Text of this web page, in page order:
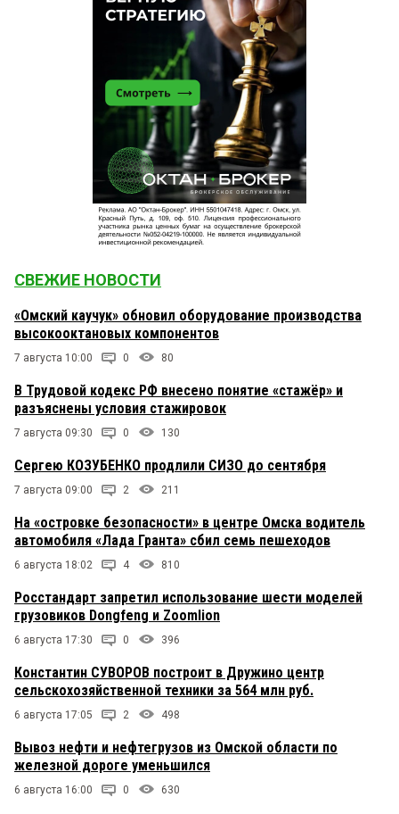
СВЕЖИЕ НОВОСТИ
«Омский каучук» обновил оборудование производства
высокооктановых компонентов
7 августа 10:00 0 80
В Трудовой кодекс РФ внесено понятие «стажёр» и
разъяснены условия стажировок
7 августа 09:30 0 130
Сергею КОЗУБЕНКО продлили СИЗО до сентября
7 августа 09:00 2 211
На «островке безопасности» в центре Омска водитель
автомобиля «Лада Гранта» сбил семь пешеходов
6 августа 18:02 4 810
Росстандарт запретил использование шести моделей
грузовиков Dongfeng и Zoomlion
6 августа 17:30 0 396
Константин СУВОРОВ построит в Дружино центр
сельскохозяйственной техники за 564 млн руб.
6 августа 17:05 2 498
Вывоз нефти и нефтегрузов из Омской области по
железной дороге уменьшился
6 августа 16:00 0 630